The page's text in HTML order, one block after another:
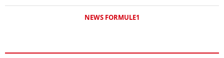
NEWS FORMULE1